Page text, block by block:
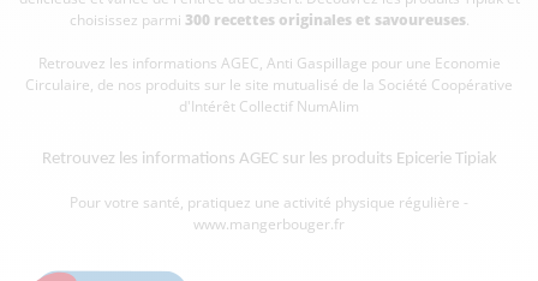
choisissez parmi 300 recettes originales et savoureuses.
Retrouvez les informations AGEC, Anti Gaspillage pour une Economie
Circulaire, de nos produits sur le site mutualisé de la Société Coopérative
d'Intérêt Collectif NumAlim
Retrouvez les informations AGEC sur les produits Epicerie Tipiak
Pour votre santé, pratiquez une activité physique régulière -
www.mangerbouger.fr